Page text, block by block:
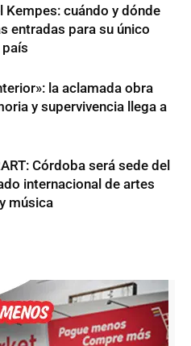
Kempes: cuándo y dónde
entradas para su único
la aclamada obra
y supervivencia llega a
Córdoba será sede del
internacional de artes
música